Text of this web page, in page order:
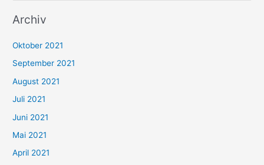
c
n
n
a
c
h
:
Archiv
Oktober 2021
September 2021
August 2021
Juli 2021
Juni 2021
Mai 2021
April 2021